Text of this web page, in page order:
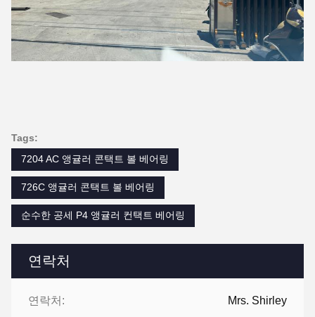
연락처
연락처: Mrs. Shirley
Tags:
7204 AC 앵귤러 콘택트 볼 베어링
726C 앵귤러 콘택트 볼 베어링
순수한 공세 P4 앵귤러 컨택트 베어링